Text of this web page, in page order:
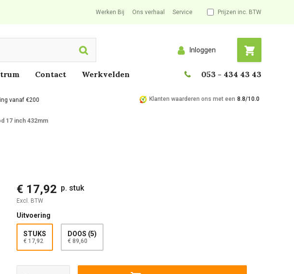
Werken Bij Ons verhaal Service Prijzen inc. BTW
Search Inloggen
Contact Werkvelden 053 - 434 43 43
vanaf €200 Klanten waarderen ons met een 8.8/10.0
17 inch 432mm
€ 17,92 p. stuk
Excl. BTW
Uitvoering
STUKS
€ 17,92
DOOS (5)
€ 89,60